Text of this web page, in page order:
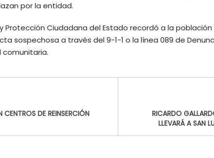
por la entidad.
Protección Ciudadana del Estado recordó a la
sospechosa a través del 9-1-1 o la línea 089 de
CENTROS DE REINSERCIÓN
RICARDO
LLEVARÁ A SAN